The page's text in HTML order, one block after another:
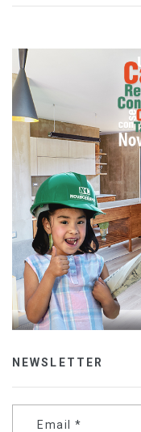
NEWSLETTER
Email *